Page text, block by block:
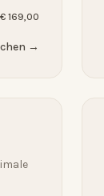
169,00
→